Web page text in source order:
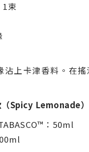
束
沾上卡津香料。在
Spicy Lemonade）
：50ml